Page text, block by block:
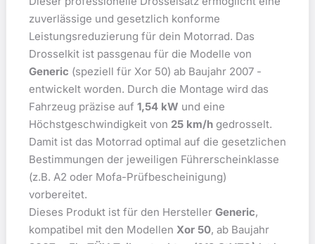
zuverlässige und gesetzlich konforme
Leistungsreduzierung für dein Motorrad. Das
Drosselkit ist passgenau für die Modelle von
Generic (speziell für Xor 50) ab Baujahr 2007 -
entwickelt worden. Durch die Montage wird das
Fahrzeug präzise auf 1,54 kW und eine
Höchstgeschwindigkeit von 25 km/h gedrosselt.
Damit ist das Motorrad optimal auf die gesetzlichen
Bestimmungen der jeweiligen Führerscheinklasse
(z.B. A2 oder Mofa-Prüfbescheinigung)
vorbereitet.
Dieses Produkt ist für den Hersteller Generic,
kompatibel mit den Modellen Xor 50, ab Baujahr